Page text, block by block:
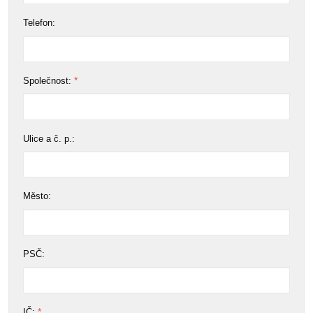
Telefon:
Společnost: *
Ulice a č. p.:
Město:
PSČ: